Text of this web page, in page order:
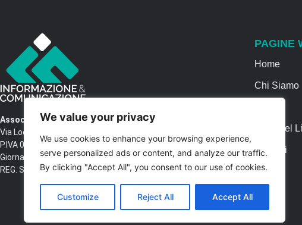
We value your privacy
We use cookies to enhance your browsing experience,
serve personalized ads or content, and analyze our traffic.
By clicking "Accept All", you consent to our use of cookies.
Customize Reject All Accept All
Associazione Informazione & Comunicazione
Via Locri SNC – 87064 Corigliano Rossano CS
P.IVA 03516250788 – C.F. 97037680788 Testata
Giornalistica n. 1399/2017 R.G.V.G.N. 02/2017
REG. STAMPA Tribunale di Castrovillari
PAGINE
Home
Chi Siamo
Casa del
Contatti